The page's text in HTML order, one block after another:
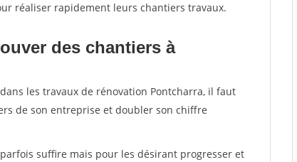
réaliser rapidement leurs chantiers travaux.
des chantiers à
les travaux de rénovation Pontcharra, il faut
de son entreprise et doubler son chiffre
suffire mais pour les désirant progresser et